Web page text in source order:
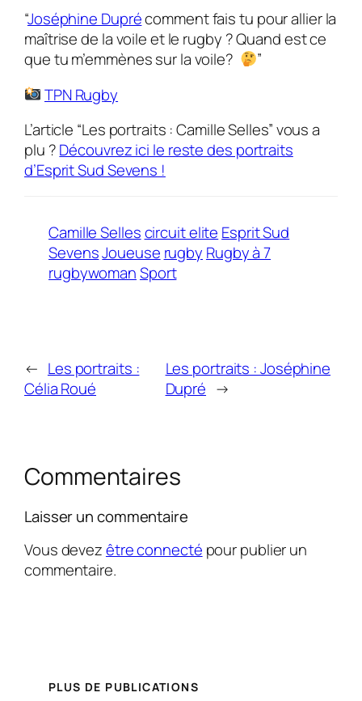
“Joséphine Duprécomment fais tu pour allier la
maîtrise de la voile et le rugby ? Quand est ce
que tu m’emmènes sur la voile?
”
TPN Rugby
L’article “Les portraits : Camille Selles” vous a
plu ?Découvrez ici le reste des portraits
d’Esprit Sud Sevens !
Camille Sellescircuit elite Esprit Sud
SevensJoueuse rugby Rugby à 7
rugbywomanSport
← Les portraits :
Célia Roué
Les portraits : Joséphine
Dupré →
Commentaires
Laisser un commentaire
Vous devezêtre connecté pour publier un
commentaire.
PLUS DE PUBLICATIONS